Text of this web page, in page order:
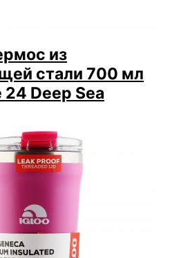
из
стали 700 мл
24 Deep Sea